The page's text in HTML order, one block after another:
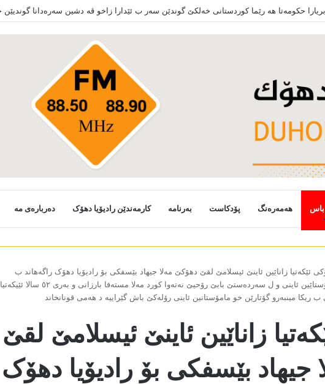
سترانەک چێرۆکەکە
باس هەمەرەنگ پۆدکاست بەرنامە کارمەندێن رادیۆیا دھۆک دەربارەی مە
ئێکەتیا زاناێین ئاینێ ئیسلامێ لقێ دھۆکێ مەلا جیھاد بێسفکی بۆ رادیۆیا دھۆک راگەھاند ب
خوشحالی ڤە ژ بو خزمەتکرنا مامۆستاێین ئاینی و ل سەردەستێ بابێ رۆحیێ نەتەوا کورد مەلا مستەفا بارزانی و بەری ٥٢ سالا ئێیکەتیا
ب ریکا مینبەرو گۆتارێن خو مامۆستانین ئاینی رۆلەکێ باش گێراییە د ھەمی قونانخاند
زاناێین ئاینێ ئیسلامێ لقێ
جیھاد بێسفکی بۆ رادیۆیا دھۆک